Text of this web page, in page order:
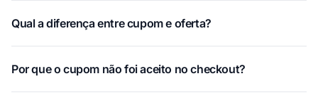
Qual a diferença entre cupom e oferta?
Por que o cupom não foi aceito no checkout?